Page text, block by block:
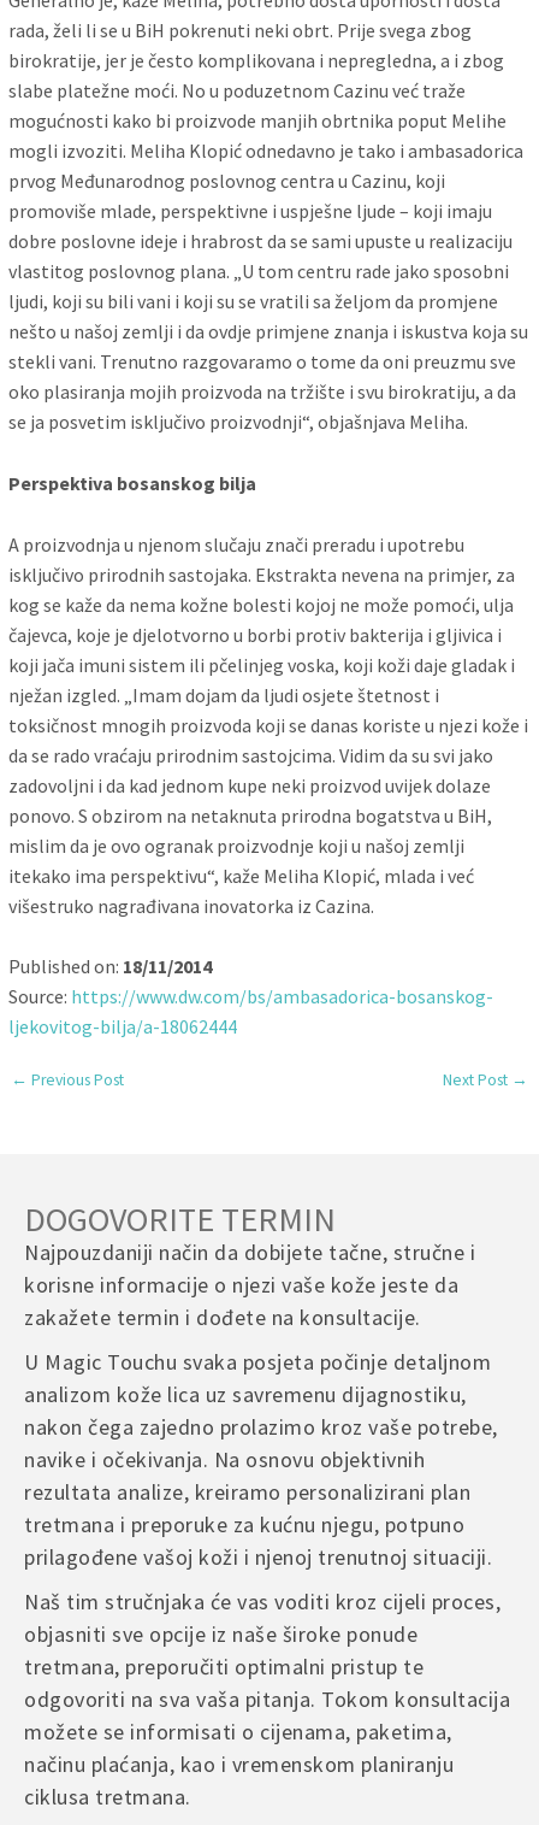
rada, želi li se u BiH pokrenuti neki obrt. Prije svega zbog
birokratije, jer je često komplikovana i nepregledna, a i zbog
slabe platežne moći. No u poduzetnom Cazinu već traže
mogućnosti kako bi proizvode manjih obrtnika poput Melihe
mogli izvoziti. Meliha Klopić odnedavno je tako i ambasadorica
prvog Međunarodnog poslovnog centra u Cazinu, koji
promoviše mlade, perspektivne i uspješne ljude – koji imaju
dobre poslovne ideje i hrabrost da se sami upuste u realizaciju
vlastitog poslovnog plana. „U tom centru rade jako sposobni
ljudi, koji su bili vani i koji su se vratili sa željom da promjene
nešto u našoj zemlji i da ovdje primjene znanja i iskustva koja su
stekli vani. Trenutno razgovaramo o tome da oni preuzmu sve
oko plasiranja mojih proizvoda na tržište i svu birokratiju, a da
se ja posvetim isključivo proizvodnji“, objašnjava Meliha.
Perspektiva bosanskog bilja
A proizvodnja u njenom slučaju znači preradu i upotrebu
isključivo prirodnih sastojaka. Ekstrakta nevena na primjer, za
kog se kaže da nema kožne bolesti kojoj ne može pomoći, ulja
čajevca, koje je djelotvorno u borbi protiv bakterija i gljivica i
koji jača imuni sistem ili pčelinjeg voska, koji koži daje gladak i
nježan izgled. „Imam dojam da ljudi osjete štetnost i
toksičnost mnogih proizvoda koji se danas koriste u njezi kože i
da se rado vraćaju prirodnim sastojcima. Vidim da su svi jako
zadovoljni i da kad jednom kupe neki proizvod uvijek dolaze
ponovo. S obzirom na netaknuta prirodna bogatstva u BiH,
mislim da je ovo ogranak proizvodnje koji u našoj zemlji
itekako ima perspektivu“, kaže Meliha Klopić, mlada i već
višestruko nagrađivana inovatorka iz Cazina.
Published on: 18/11/2014
Source: https://www.dw.com/bs/ambasadorica-bosanskog-
ljekovitog-bilja/a-18062444
← Previous Post Next Post →
DOGOVORITE TERMIN
Najpouzdaniji način da dobijete tačne, stručne i
korisne informacije o njezi vaše kože jeste da
zakažete termin i dođete na konsultacije.
U Magic Touchu svaka posjeta počinje detaljnom
analizom kože lica uz savremenu dijagnostiku,
nakon čega zajedno prolazimo kroz vaše potrebe,
navike i očekivanja. Na osnovu objektivnih
rezultata analize, kreiramo personalizirani plan
tretmana i preporuke za kućnu njegu, potpuno
prilagođene vašoj koži i njenoj trenutnoj situaciji.
Naš tim stručnjaka će vas voditi kroz cijeli proces,
objasniti sve opcije iz naše široke ponude
tretmana, preporučiti optimalni pristup te
odgovoriti na sva vaša pitanja. Tokom konsultacija
možete se informisati o cijenama, paketima,
načinu plaćanja, kao i vremenskom planiranju
ciklusa tretmana.